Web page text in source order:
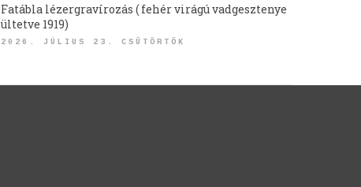
Fatábla lézergravírozás ( fehér virágú vadgesztenye
ültetve 1919)
2026. JÚLIUS 23. CSÜTÖRTÖK